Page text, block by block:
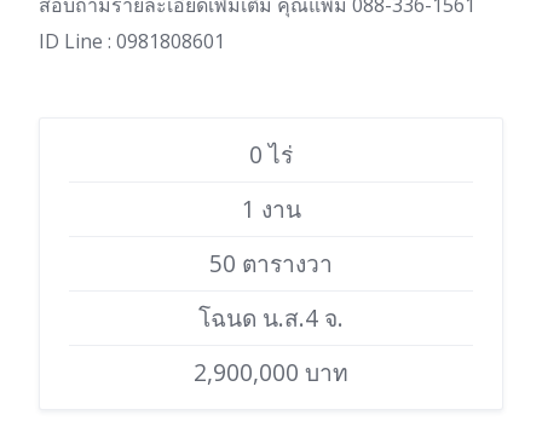
ID Line : 0981808601
0 ไร่
1 งาน
50 ตารางวา
โฉนด น.ส.4 จ.
2,900,000 บาท